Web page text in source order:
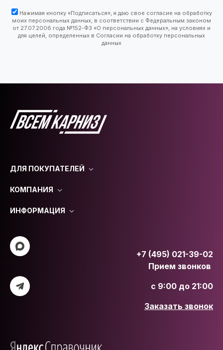
Нажимая кнопку «Подписаться», я даю свое согласие на обработку
моих персональных данных, в соответствии с Федеральным законом
от 27.07.2006 года №152-ФЗ «О персональных данных», на условиях и
для целей, определенных в Согласии на обработку персональных
данных
ДЛЯ ПОКУПАТЕЛЕЙ
КОМПАНИЯ
ИНФОРМАЦИЯ
+7 (495) 021-39-02
Прием звонков
с 9:00 до 21:00
Заказать звонок